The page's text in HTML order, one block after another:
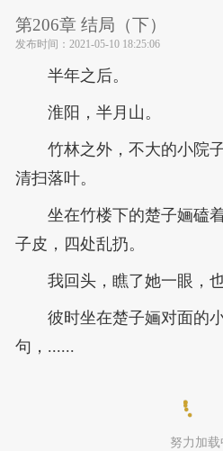
第206章 结局（下）
发布时间： 2021-05-10 18:25:06
半年之后。
淮阳，半月山。
竹林之外，不大的小院
清扫落叶。
坐在竹楼下的楚子婳磕
子皮，四处乱扔。
我回头，瞧了她一眼，
彼时坐在楚子婳对面的
句，......
努力加载